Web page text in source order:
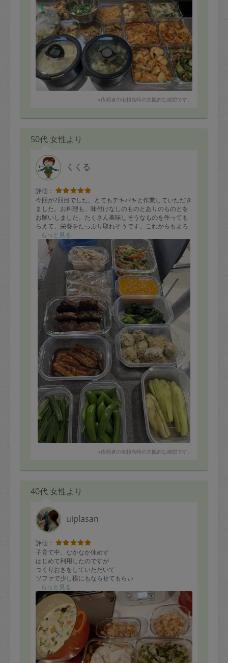
※依頼者の依頼当時の主観的な感想です。
50代 女性より
くくる
評価：
今回が2回目でした。とてもテキパキと作業していただき
ました。お料理も、味付けなしのものとありのものとを
お願いしました。たくさん美味しそうなものを作っても
らえて、栄養をたっぷり取れそうです。これからもよろ
しくお願いします。
もっと見る
※依頼者の依頼当時の主観的な感想です。
40代 女性より
uiplasan
評価：
子育て中、なかなか休めず
はじめて利用したのですが
つくりおきをしていただいて
ソファで少し横にもならせてもらい
とても有難い時間でした。
つくりおきと、トイレの掃除もしていただき、気持ちの
良い空間になりました。
もっと見る